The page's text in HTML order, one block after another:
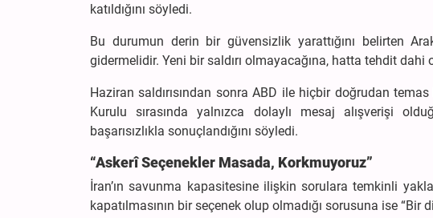
katıldığını söyledi.
Bu durumun derin bir güvensizlik yarattığını belirten
gidermelidir. Yeni bir saldırı olmayacağına, hatta tehdit
Haziran saldırısından sonra ABD ile hiçbir doğrudan
Kurulu sırasında yalnızca dolaylı mesaj alışverişi
başarısızlıkla sonuçlandığını söyledi.
“Askerî Seçenekler Masada, Korkmuyoruz”
İran’ın savunma kapasitesine ilişkin sorulara temkinli
kapatılmasının bir seçenek olup olmadığı sorusuna ise “Bir